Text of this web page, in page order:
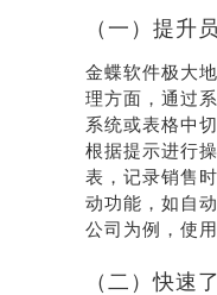
（一）提升
金蝶软件极大
理方面，通过
系统或表格中
根据提示进行
表，记录销售
动功能，如自
公司为例，使
（二）快速